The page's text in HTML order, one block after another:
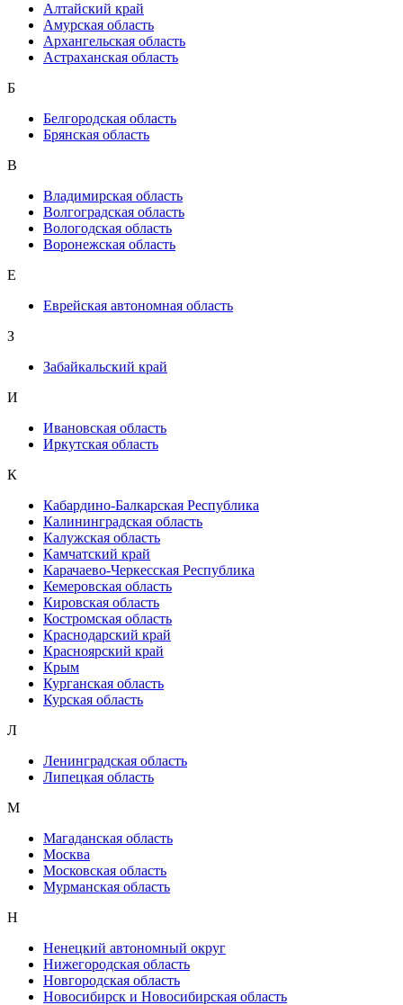
Алтайский край
Амурская область
Архангельская область
Астраханская область
Б
Белгородская область
Брянская область
В
Владимирская область
Волгоградская область
Вологодская область
Воронежская область
Е
Еврейская автономная область
З
Забайкальский край
И
Ивановская область
Иркутская область
К
Кабардино-Балкарская Республика
Калининградская область
Калужская область
Камчатский край
Карачаево-Черкесская Республика
Кемеровская область
Кировская область
Костромская область
Краснодарский край
Красноярский край
Крым
Курганская область
Курская область
Л
Ленинградская область
Липецкая область
М
Магаданская область
Москва
Московская область
Мурманская область
Н
Ненецкий автономный округ
Нижегородская область
Новгородская область
Новосибирск и Новосибирская область